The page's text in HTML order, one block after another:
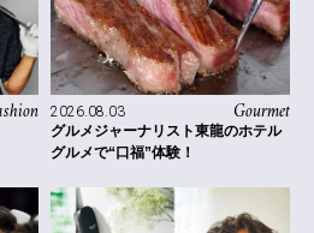
Gourmet
2026.08.03
グルメジャーナリスト東龍のホテル
グルメで“口福”体験！